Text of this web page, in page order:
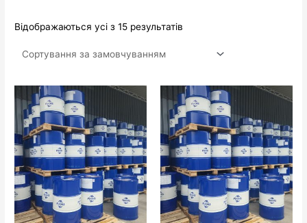
Відображаються усі з 15 результатів